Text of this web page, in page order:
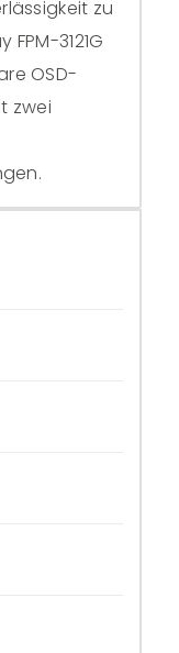
zu
3121G
OSD-
zwei